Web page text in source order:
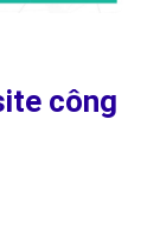
công